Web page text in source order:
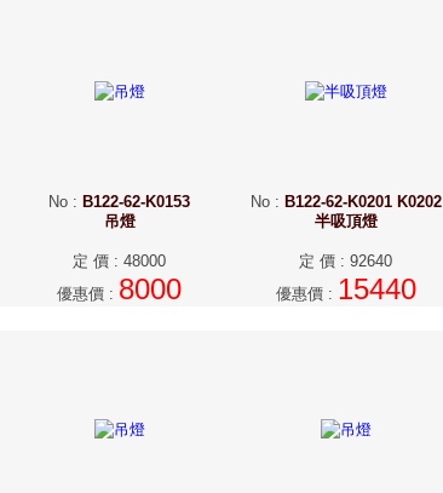
No : B122-62-K0153
吊燈
定 價 : 48000
優惠價 : 8000
No: B122-62-K0201 K0202
半吸頂燈
定 價 : 92640
優惠價: 15440